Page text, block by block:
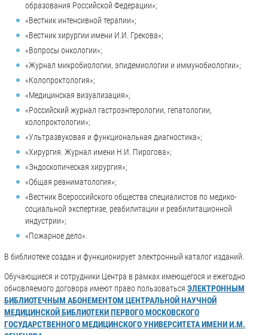
образования Российской Федерации»;
«Вестник интенсивной терапии»;
«Вестник хирургии имени И.И. Грекова»;
«Вопросы онкологии»;
«Журнал микробиологии, эпидемиологии и иммунобиологии»;
«Колопроктология»;
«Медицинская визуализация»;
«Российский журнал гастроэнтерологии, гепатологии,
колопроктологии»;
«Ультразвуковая и функциональная диагностика»;
«Хирургия. Журнал имени Н.И. Пирогова»;
«Эндоскопическая хирургия»;
«Общая реаниматология»;
«Вестник Всероссийского общества специалистов по медико-
социальной экспертизе, реабилитации и реабилитационной
индустрии»;
«Пожарное дело».
В библиотеке создан и функционирует электронный каталог изданий.
Обучающиеся и сотрудники Центра в рамках имеющегося и ежегодно
обновляемого договора имеют право пользоваться ЭЛЕКТРОННЫМ
БИБЛИОТЕЧНЫМ АБОНЕМЕНТОМ ЦЕНТРАЛЬНОЙ НАУЧНОЙ
МЕДИЦИНСКОЙ БИБЛИОТЕКИ ПЕРВОГО МОСКОВСКОГО
ГОСУДАРСТВЕННОГО МЕДИЦИНСКОГО УНИВЕРСИТЕТА ИМЕНИ И.М.